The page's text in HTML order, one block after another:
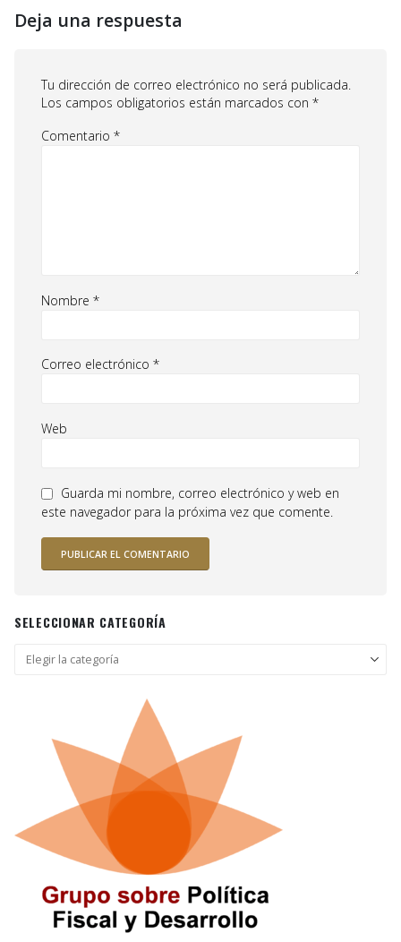
Deja una respuesta
Tu dirección de correo electrónico no será publicada.
Los campos obligatorios están marcados con *
Comentario *
Nombre *
Correo electrónico *
Web
Guarda mi nombre, correo electrónico y web en
este navegador para la próxima vez que comente.
SELECCIONAR CATEGORÍA
Seleccionar
categoría